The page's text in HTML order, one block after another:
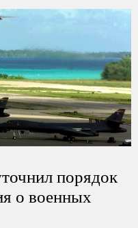
порядок
о военных